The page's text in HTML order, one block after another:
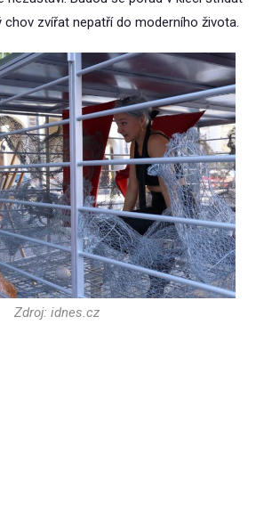
chov zvířat nepatří do moderního života.
Zdroj: idnes.cz